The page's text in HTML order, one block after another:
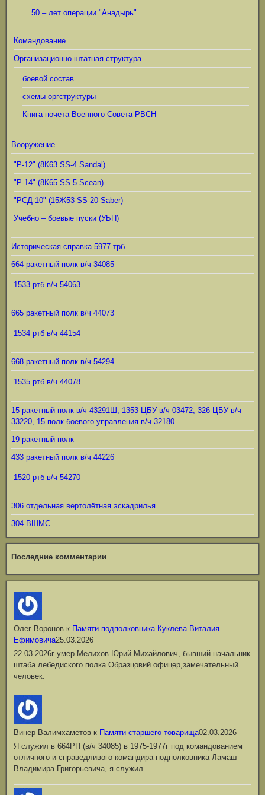
50 – лет операции "Анадырь"
Командование
Организационно-штатная структура
боевой состав
схемы оргструктуры
Книга почета Военного Совета РВСН
Вооружение
"Р-12" (8К63 SS-4 Sandal)
"Р-14" (8К65 SS-5 Scean)
"РСД-10" (15Ж53 SS-20 Saber)
Учебно – боевые пуски (УБП)
Историческая справка 5977 трб
664 ракетный полк в/ч 34085
1533 ртб в/ч 54063
665 ракетный полк в/ч 44073
1534 ртб в/ч 44154
668 ракетный полк в/ч 54294
1535 ртб в/ч 44078
15 ракетный полк в/ч 43291Ш, 1353 ЦБУ в/ч 03472, 326 ЦБУ в/ч
33220, 15 полк боевого управления в/ч 32180
19 ракетный полк
433 ракетный полк в/ч 44226
1520 ртб в/ч 54270
306 отдельная вертолётная эскадрилья
304 ВШМС
Последние комментарии
Олег Воронов к Памяти подполковника Куклева Виталия
Ефимовича25.03.2026
22 03 2026г умер Мелихов Юрий Михайлович, бывший начальник
штаба лебедиского полка.Образцовий офицер,замечательный
человек.
Винер Валимхаметов к Памяти старшего товарища02.03.2026
Я служил в 664РП (в/ч 34085) в 1975-1977г под командованием
отличного и справедливого командира подполковника Ламаш
Владимира Григорьевича, я служил…